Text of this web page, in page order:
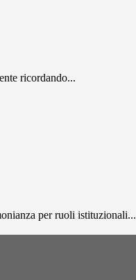
ricordando...
per ruoli istituzionali...